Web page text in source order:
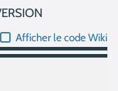
Afficher le code Wiki